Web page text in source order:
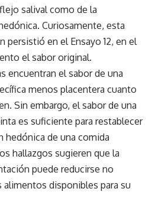
salival como de la
Curiosamente, esta
persistió en el Ensayo 12, en el
el sabor original.
encuentran el sabor de una
menos placentera cuanto
Sin embargo, el sabor de una
es suficiente para restablecer
hedónica de una comida
hallazgos sugieren que la
puede reducirse no
alimentos disponibles para su